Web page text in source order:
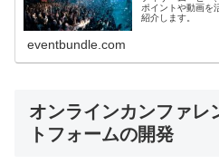
ポイントや動画を
紹介します。
eventbundle.com
オンラインカンファレ
トフォームの開発